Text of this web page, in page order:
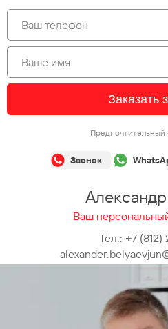
Заказать
Предпочтительный
Звонок
Ваш
Тел.: +7 (812)